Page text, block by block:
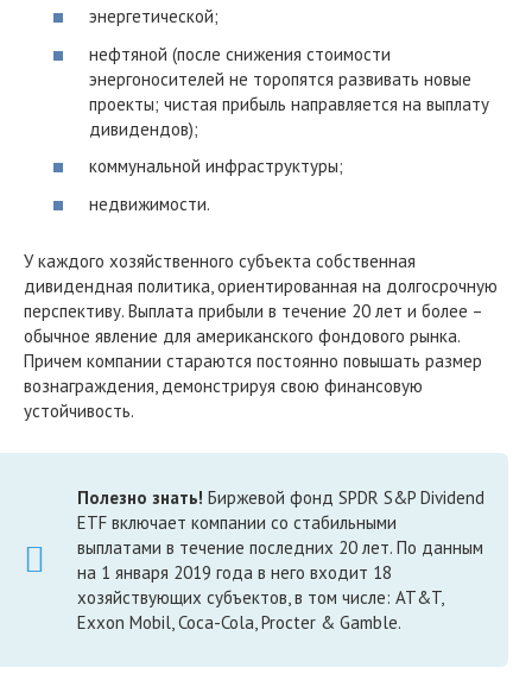
энергетической;
нефтяной (после снижения стоимости
энергоносителей не торопятся развивать новые
проекты; чистая прибыль направляется на выплату
дивидендов);
коммунальной инфраструктуры;
недвижимости.
У каждого хозяйственного субъекта собственная
дивидендная политика, ориентированная на долгосрочную
перспективу. Выплата прибыли в течение 20 лет и более –
обычное явление для американского фондового рынка.
Причем компании стараются постоянно повышать размер
вознаграждения, демонстрируя свою финансовую
устойчивость.
Полезно знать! Биржевой фонд SPDR S&P Dividend
ETF включает компании со стабильными
выплатами в течение последних 20 лет. По данным
на 1 января 2019 года в него входит 18
хозяйствующих субъектов, в том числе: AT&T,
Exxon Mobil, Coca-Cola, Procter & Gamble.